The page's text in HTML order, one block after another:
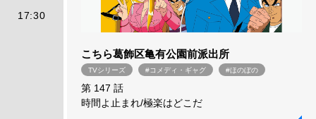
17:30
こちら葛飾区亀有公園前派出所
TVシリーズ #コメディ・ギャグ #ほのぼの
第 147 話
時間よ止まれ/極楽はどこだ